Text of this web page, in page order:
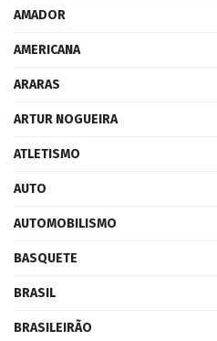
AMADOR
AMERICANA
ARARAS
ARTUR NOGUEIRA
ATLETISMO
AUTO
AUTOMOBILISMO
BASQUETE
BRASIL
BRASILEIRÃO